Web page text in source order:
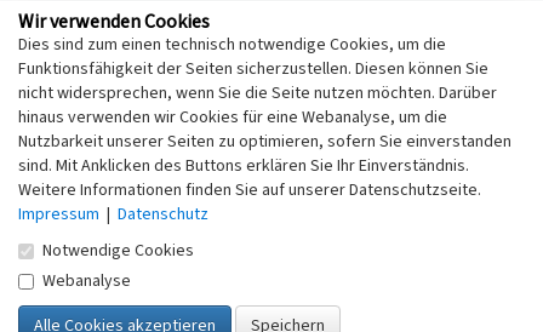
Empfohlene Zitierweise
Urheberrechtlicher Hinweis
Der hier präsentierte Inhalt steht unter der freien
Lizenz CC BY-NC 4.0 (Namensnennung, nicht
kommerziell). Die angezeigten Medien unterliegen
möglicherweise zusätzlichen urheberrechtlichen
Bedingungen, die an diesen ausgewiesen sind.
Empfohlene Zitierweise
„Solaranlage Hagenwerder”. In: KuLaDig,
Wir verwenden Cookies
Dies sind zum einen technisch notwendige Cookies, um die
Funktionsfähigkeit der Seiten sicherzustellen. Diesen können Sie
nicht widersprechen, wenn Sie die Seite nutzen möchten. Darüber
hinaus verwenden wir Cookies für eine Webanalyse, um die
Nutzbarkeit unserer Seiten zu optimieren, sofern Sie einverstanden
sind. Mit Anklicken des Buttons erklären Sie Ihr Einverständnis.
Weitere Informationen finden Sie auf unserer Datenschutzseite.
Impressum | Datenschutz
Notwendige Cookies
Webanalyse